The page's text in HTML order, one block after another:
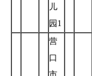
儿
园1
营
口